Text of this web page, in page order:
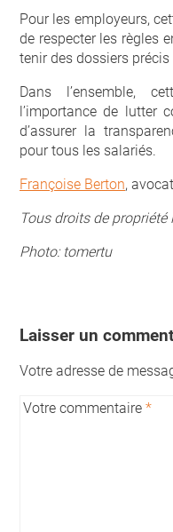
Pour les employeurs,
de respecter les règles
tenir des dossiers
Dans l’ensemble,
l’importance de lutter
d’assurer la
pour tous les salariés.
Françoise Berton,
Tous droits de
Photo: tomertu
Laisser un
Votre adresse de
Votre commentaire *